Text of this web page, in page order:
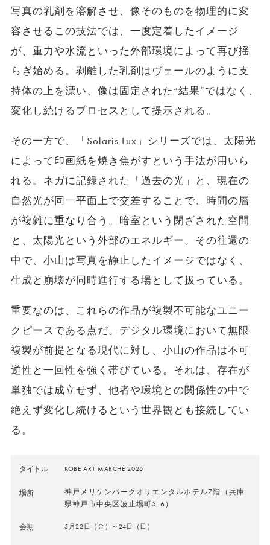
写真の乳剤を溶解させ、像そのものを物理的に変
容させるこの技法では、一度定着したイメージ
が、重力や水流といった外部環境によって再び揺
らぎ始める。剥離した乳剤はヴェールのように支
持体の上を漂い、像は固定された“結果”ではなく、
変化し続けるプロセスとして提示される。
その一方で、「Solaris Lux」シリーズでは、太陽光
によって印画紙を焼き焦がすという手法が用いら
れる。ネガに記録された「過去の光」と、現在の
自然光が同一平面上で交差することで、時間の層
が複雑に重なり合う。暗室という閉ざされた空間
と、太陽光という外部のエネルギー。その往還の
中で、小山は写真を静止したイメージではなく、
生成と崩壊が同時進行する場として扱っている。
重要なのは、これらの作品が複製不可能なユニー
クピースである点だ。デジタル環境において無限
複製が前提となる現代に対し、小山の作品は不可
逆性と一回性を強く帯びている。それは、存在が
単独では成立せず、他者や環境との関係性の中で
絶えず変化し続けるという世界観とも接続してい
る。
タイトル KOBE ART MARCHÉ 2026
場所 神戸メリケンパークオリエンタルホテル7階（兵庫
県神戸市中央区波止場町5-6）
会期 5月22日（金）～24日（日）